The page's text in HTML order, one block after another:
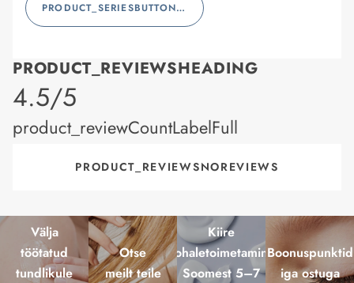
PRODUCT_SERIESBUTTONLABEL
PRODUCT_REVIEWSHEADING
product_rating
4.5/5
product_reviewCountLabelFull
PRODUCT_REVIEWSNOREVIEWS
Välja
töötatud
tundlikule
Otse
meilt teile
Kiire
kohaletoimetamine
Soomest 5–7
Boonuspunktid
iga ostuga